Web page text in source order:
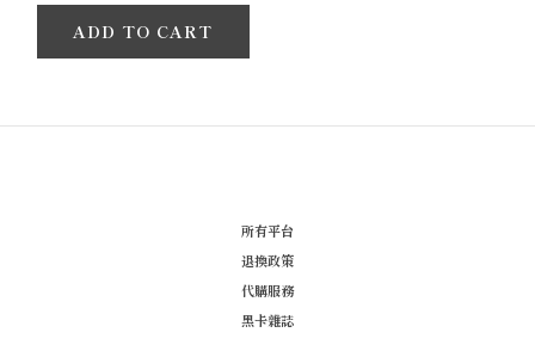
ADD TO CART
所有平台
退換政策
代購服務
黑卡雜誌